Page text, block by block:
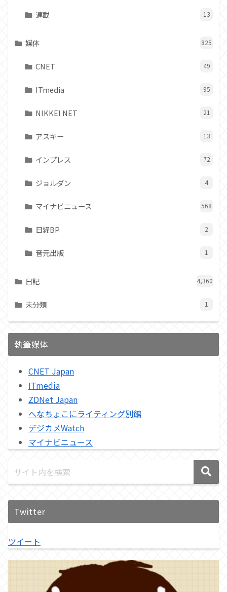
連載 13
媒体 825
CNET 49
ITmedia 95
NIKKEI NET 21
アスキー 13
インプレス 72
ジョルダン 4
マイナビニュース 568
日経BP 2
音元出版 1
日記 4,360
未分類 1
執筆媒体
CNET Japan
ITmedia
ZDNet Japan
へなちょこにライティング別館
デジカメWatch
マイナビニュース
Twitter
ツイート